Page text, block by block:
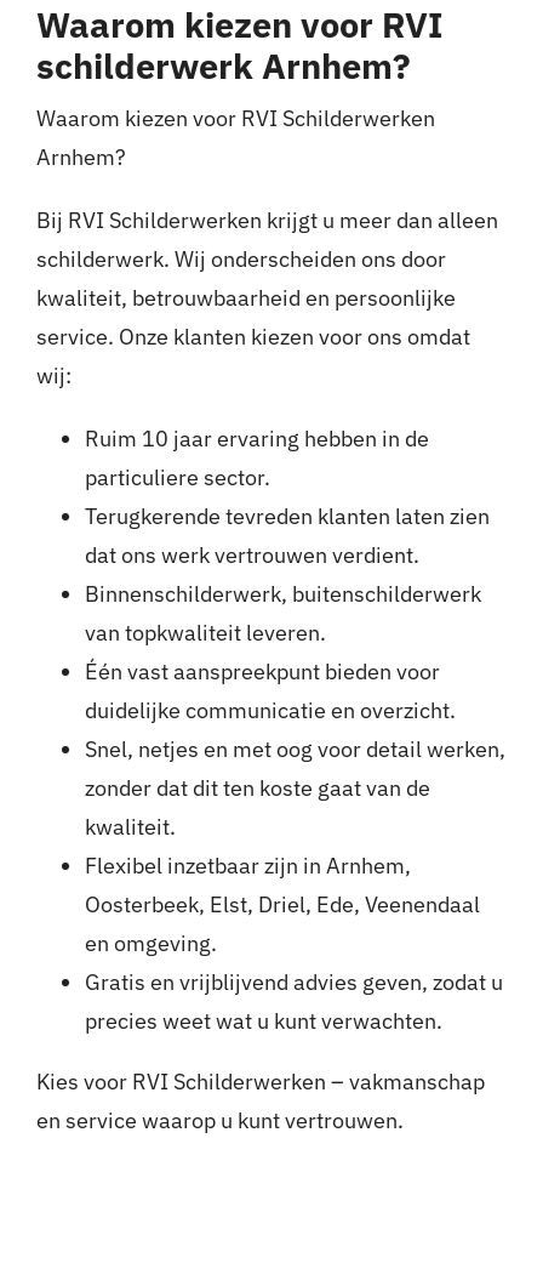
Waarom kiezen voor RVI
schilderwerk Arnhem?
Waarom kiezen voor RVI Schilderwerken
Arnhem?
Bij RVI Schilderwerken krijgt u meer dan alleen
schilderwerk. Wij onderscheiden ons door
kwaliteit, betrouwbaarheid en persoonlijke
service. Onze klanten kiezen voor ons omdat
wij:
Ruim 10 jaar ervaring hebben in de
particuliere sector.
Terugkerende tevreden klanten laten zien
dat ons werk vertrouwen verdient.
Binnenschilderwerk, buitenschilderwerk
van topkwaliteit leveren.
Één vast aanspreekpunt bieden voor
duidelijke communicatie en overzicht.
Snel, netjes en met oog voor detail werken,
zonder dat dit ten koste gaat van de
kwaliteit.
Flexibel inzetbaar zijn in Arnhem,
Oosterbeek, Elst, Driel, Ede, Veenendaal
en omgeving.
Gratis en vrijblijvend advies geven, zodat u
precies weet wat u kunt verwachten.
Kies voor RVI Schilderwerken – vakmanschap
en service waarop u kunt vertrouwen.